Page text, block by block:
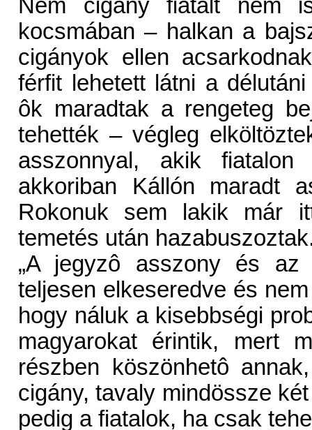
Nem cigány fiatalt nem
kocsmában – halkan a
cigányok ellen
férfit lehetett látni a
ôk maradtak a rengeteg
tehették – végleg
asszonnyal, akik
akkoriban Kállón maradt
Rokonuk sem lakik már
temetés után
„A jegyzô asszony és az
teljesen elkeseredve és
hogy náluk a kisebbségi
magyarokat érintik, mert
részben köszönhetô
cigány, tavaly mindössze
pedig a fiatalok, ha csak